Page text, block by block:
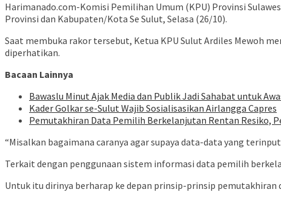
Harimanado.com-Komisi Pemilihan Umum (KPU) Provinsi
Provinsi dan Kabupaten/Kota Se Sulut, Selasa (26/10).
Saat membuka rakor tersebut, Ketua KPU Sulut Ardiles Mewoh
diperhatikan.
Bacaan Lainnya
Bawaslu Minut Ajak Media dan Publik Jadi Sahabat untuk
Kader Golkar se-Sulut Wajib Sosialisasikan Airlangga Capres
Pemutakhiran Data Pemilih Berkelanjutan Rentan Resiko,
“Misalkan bagaimana caranya agar supaya data-data yang
Terkait dengan penggunaan sistem informasi data pemilih
Untuk itu dirinya berharap ke depan prinsip-prinsip